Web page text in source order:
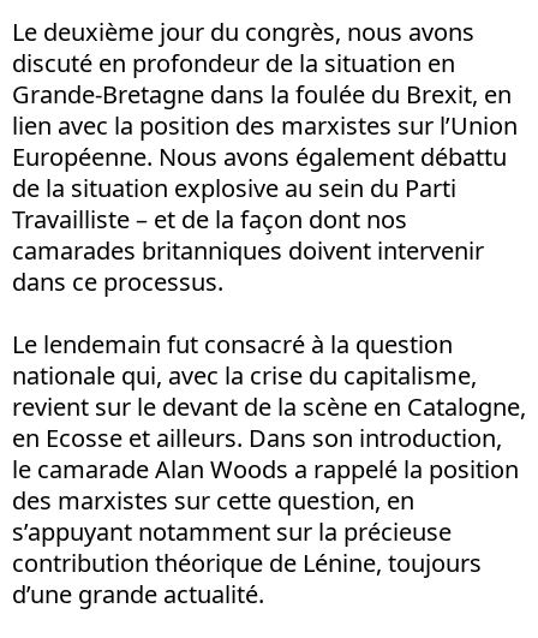
Le deuxième jour du congrès, nous avons
discuté en profondeur de la situation en
Grande-Bretagne dans la foulée du Brexit, en
lien avec la position des marxistes sur l’Union
Européenne. Nous avons également débattu
de la situation explosive au sein du Parti
Travailliste – et de la façon dont nos
camarades britanniques doivent intervenir
dans ce processus.
Le lendemain fut consacré à la question
nationale qui, avec la crise du capitalisme,
revient sur le devant de la scène en Catalogne,
en Ecosse et ailleurs. Dans son introduction,
le camarade Alan Woods a rappelé la position
des marxistes sur cette question, en
s’appuyant notamment sur la précieuse
contribution théorique de Lénine, toujours
d’une grande actualité.